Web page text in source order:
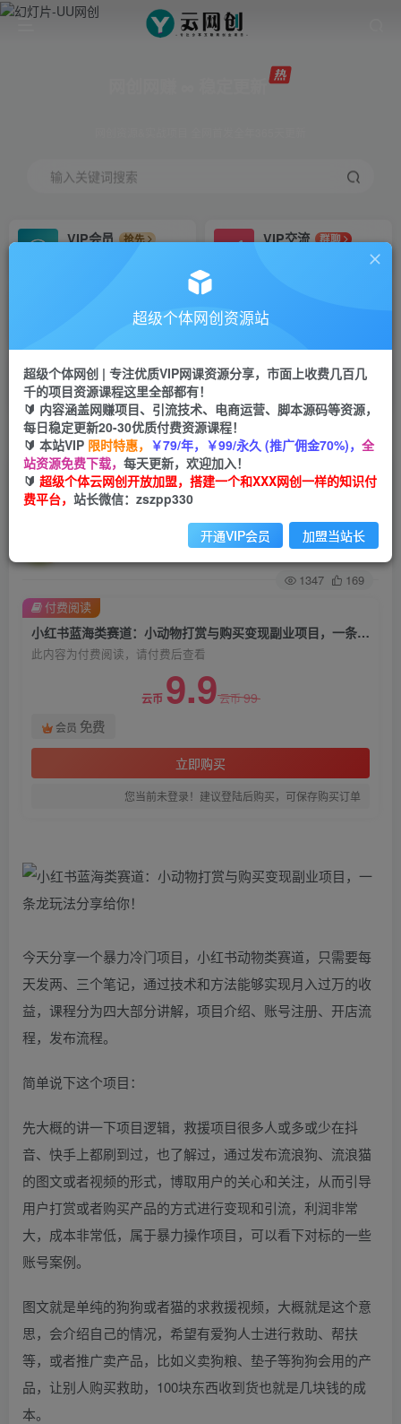
输入关键词搜索
VIP会员
抢先
VIP交流
群聊
研究探讨更多创业项目路子。
会员专属推广链接
招募站长
挂机
项目
脚本卡密
APP下载
GO
首页 创业课程 会员免费 正文
小红书蓝海类赛道：小动物打赏与购买变现副业项
目，一条龙玩法分享给你！
关注 私信
1347 169
小红书蓝海类赛道：小动物打赏与购买变现副业项目，一条龙玩法分享给你！
此内容为付费阅读，请付费后查看
云币 9.9云币99
会员 免费
立即购买
您当前未登录！建议登陆后购买，可保存购买订单
付费阅读
今天分享一个暴力冷门项目，小红书动物类赛道，只需要每
天发两、三个笔记，通过技术和方法能够实现月入过万的收
益，课程分为四大部分讲解，项目介绍、账号注册、开店流
程，发布流程。
简单说下这个项目：
先大概的讲一下项目逻辑，救援项目很多人或多或少在抖
音、快手上都刷到过，也了解过，通过发布流浪狗、流浪猫
的图文或者视频的形式，博取用户的关心和关注，从而引导
用户打赏或者购买产品的方式进行变现和引流，利润非常
大，成本非常低，属于暴力操作项目，可以看下对标的一些
账号案例。
图文就是单纯的狗狗或者猫的求救援视频，大概就是这个意
思，会介绍自己的情况，希望有爱狗人士进行救助、帮扶
等，或者推广卖产品，比如义卖狗粮、垫子等狗狗会用的产
品，让别人购买救助，100块东西收到货也就是几块钱的成
本。
超级个体网创资源站
超级个体网创 | 专注优质VIP网课资源分享，市面上收费几百几
千的项目资源课程这里全部都有！
🔰 内容涵盖网赚项目、引流技术、电商运营、脚本源码等资源，
每日稳定更新20-30优质付费资源课程！
🔰 本站VIP 限时特惠， ￥79/年，￥99/永久 (推广佣金70%)， 全
站资源免费下载， 每天更新，欢迎加入！
🔰 超级个体云网创开放加盟，搭建一个和XXX网创一样的知识付
费平台， 站长微信：zszpp330
开通VIP会员 加盟当站长